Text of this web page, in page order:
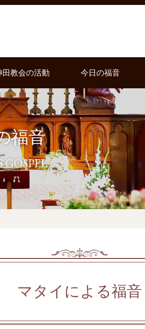
田教会の活動 今日の福音
福音
GOSPEL
マタイによる福音